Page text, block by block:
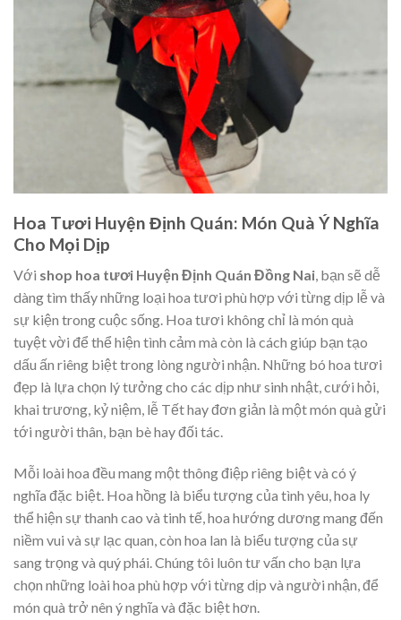
Hoa Tươi Huyện Định Quán: Món Quà Ý Nghĩa
Cho Mọi Dịp
Với shop hoa tươi Huyện Định Quán Đồng Nai, bạn sẽ dễ
dàng tìm thấy những loại hoa tươi phù hợp với từng dịp lễ và
sự kiện trong cuộc sống. Hoa tươi không chỉ là món quà
tuyệt vời để thể hiện tình cảm mà còn là cách giúp bạn tạo
dấu ấn riêng biệt trong lòng người nhận. Những bó hoa tươi
đẹp là lựa chọn lý tưởng cho các dịp như sinh nhật, cưới hỏi,
khai trương, kỷ niệm, lễ Tết hay đơn giản là một món quà gửi
tới người thân, bạn bè hay đối tác.
Mỗi loài hoa đều mang một thông điệp riêng biệt và có ý
nghĩa đặc biệt. Hoa hồng là biểu tượng của tình yêu, hoa ly
thể hiện sự thanh cao và tinh tế, hoa hướng dương mang đến
niềm vui và sự lạc quan, còn hoa lan là biểu tượng của sự
sang trọng và quý phái. Chúng tôi luôn tư vấn cho bạn lựa
chọn những loài hoa phù hợp với từng dịp và người nhận, để
món quà trở nên ý nghĩa và đặc biệt hơn.